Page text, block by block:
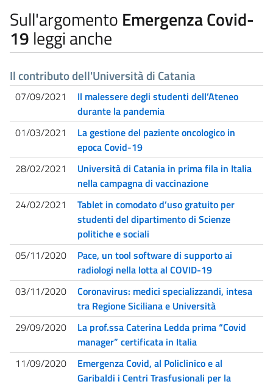
Sull'argomento Emergenza Covid-
19 leggi anche
Il contributo dell'Università di Catania
07/09/2021
Il malessere degli studenti dell’Ateneo
durante la pandemia
01/03/2021
La gestione del paziente oncologico in
epoca Covid-19
28/02/2021
Università di Catania in prima fila in Italia
nella campagna di vaccinazione
24/02/2021
Tablet in comodato d’uso gratuito per
studenti del dipartimento di Scienze
politiche e sociali
05/11/2020
Pace, un tool software di supporto ai
radiologi nella lotta al COVID-19
03/11/2020
Coronavirus: medici specializzandi, intesa
tra Regione Siciliana e Università
29/09/2020
La prof.ssa Caterina Ledda prima “Covid
manager” certificata in Italia
11/09/2020
Emergenza Covid, al Policlinico e al
Garibaldi i Centri Trasfusionali per la